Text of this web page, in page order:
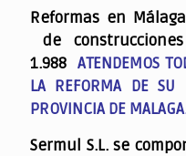
Reformas en
de
1.988ATENDEMOS
LA REFORMA DE
PROVINCIA DE
Sermul S.L. se